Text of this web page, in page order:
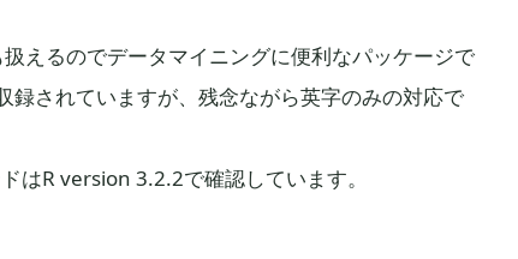
えるのでデータマイニングに便利なパッケージで
されていますが、残念ながら英字のみの対応で
はR version 3.2.2で確認しています。